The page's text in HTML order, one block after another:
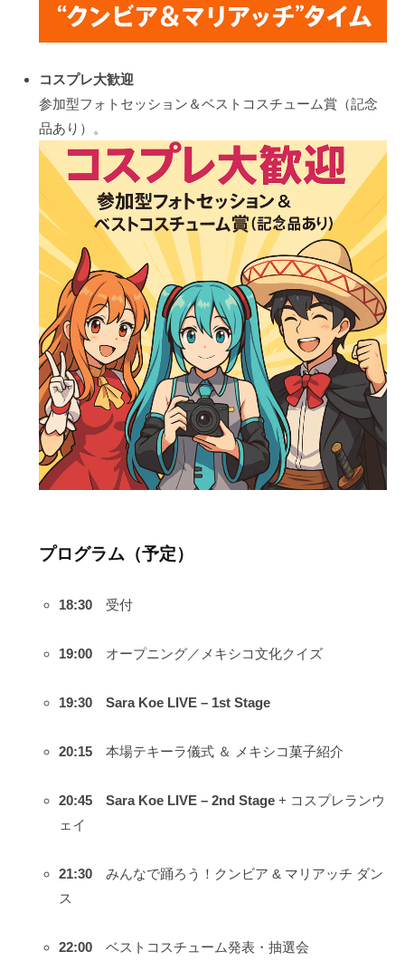
コスプレ大歓迎
参加型フォトセッション＆ベストコスチューム賞（記念
品あり）。
プログラム（予定）
18:30 受付
19:00 オープニング／メキシコ文化クイズ
19:30 Sara Koe LIVE – 1st Stage
20:15 本場テキーラ儀式 ＆ メキシコ菓子紹介
20:45 Sara Koe LIVE – 2nd Stage + コスプレランウ
ェイ
21:30 みんなで踊ろう！クンビア & マリアッチ ダン
ス
22:00 ベストコスチューム発表・抽選会